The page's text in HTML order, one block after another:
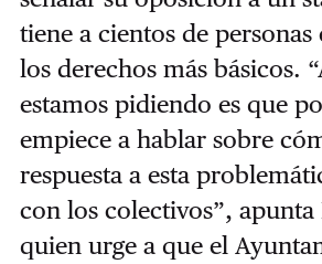
tiene a cientos de personas
los derechos más básicos.
estamos pidiendo es que
empiece a hablar sobre
respuesta a esta
con los colectivos”, apunta
quien urge a que el